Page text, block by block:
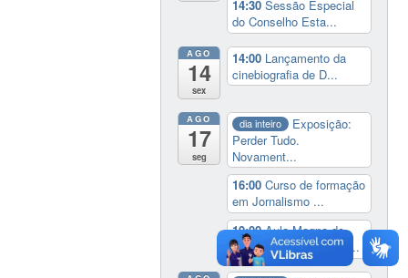
14:30Sessão Especial
do Conselho Esta...
AGO
14
sex
14:00 Lançamento da
cinebiografia de D...
AGO
17
seg
dia inteiro
Exposição:
Perder Tudo.
Novament...
16:00Curso de formação
em Jornalismo ...
19:00Aula Magna do
IELA: Homenagem ao...